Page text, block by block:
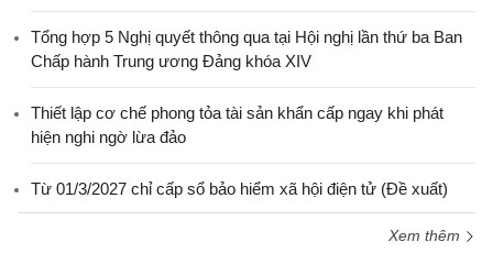
Tổng hợp 5 Nghị quyết thông qua tại Hội nghị lần thứ ba Ban
Chấp hành Trung ương Đảng khóa XIV
Thiết lập cơ chế phong tỏa tài sản khẩn cấp ngay khi phát
hiện nghi ngờ lừa đảo
Từ 01/3/2027 chỉ cấp sổ bảo hiểm xã hội điện tử (Đề xuất)
Xem thêm